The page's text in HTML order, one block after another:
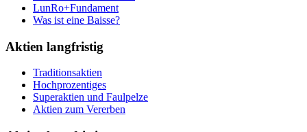
LunRo+Fundament
Was ist eine Baisse?
Aktien langfristig
Traditionsaktien
Hochprozentiges
Superaktien und Faulpelze
Aktien zum Vererben